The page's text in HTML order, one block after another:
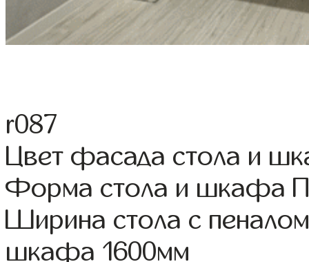
r087
Цвет фасада стола и
Форма стола и шкафа
Ширина стола с
шкафа 1600мм